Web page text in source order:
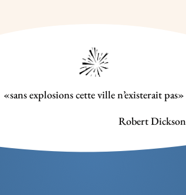
«sans explosions cette ville n’existerait pas»
Robert Dickson